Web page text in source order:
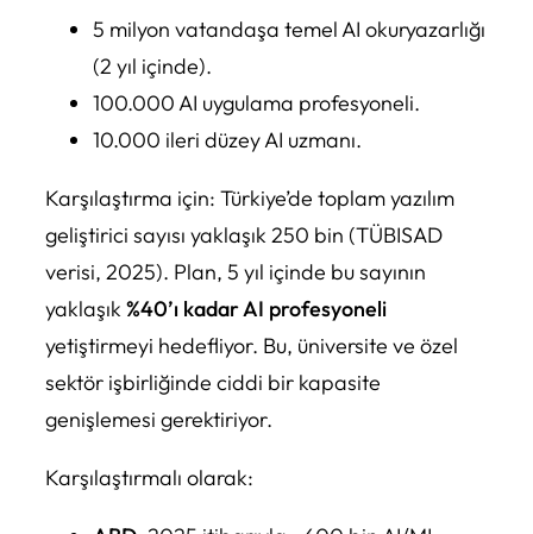
5 milyon vatandaşa temel AI okuryazarlığı
(2 yıl içinde).
100.000 AI uygulama profesyoneli.
10.000 ileri düzey AI uzmanı.
Karşılaştırma için: Türkiye’de toplam yazılım
geliştirici sayısı yaklaşık 250 bin (TÜBISAD
verisi, 2025). Plan, 5 yıl içinde bu sayının
yaklaşık %40’ı kadar AI profesyoneli
yetiştirmeyi hedefliyor. Bu, üniversite ve özel
sektör işbirliğinde ciddi bir kapasite
genişlemesi gerektiriyor.
Karşılaştırmalı olarak: